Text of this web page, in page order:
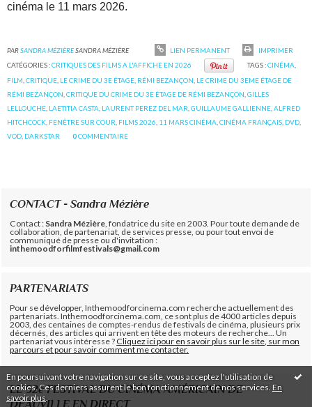
En poursuivant votre navigation sur ce site, vous acceptez l'utilisation de
cookies. Ces derniers assurent le bon fonctionnement de nos services. En
savoir plus
cinéma le 11 mars 2026.
PARSANDRA MÉZIÈRESANDRA MÉZIÈRE LIEN PERMANENT
IMPRIMER
CATÉGORIES :CRITIQUES DES FILMS A L'AFFICHE EN 2026 TAGS :CINÉMA
FILM ,CRITIQUE LE CRIME DU 3E ÉTAGE RÉMI BEZANÇON LE CRIME DU 3EME ÉTAGE DE
RÉMI BEZANÇON ,CRITIQUE DU CRIME DU 3E ÉTAGE DE RÉMI BEZANÇON ,GILLES
LELLOUCHE LAETITIA CASTA LAURENT PEREZ DEL MAR ,GUILLAUME GALLIENNE ,ALFRED
HITCHCOCK FENÊTRE SUR COUR FILMS 2026 11 MARS CINÉMA ,CINÉMA FRANÇAIS DVD
VOD DARKSTAR 0COMMENTAIRE
CONTACT - Sandra Mézière
Contact : Sandra Mézière , fondatrice du site en 2003. Pour toute demande de
collaboration, de partenariat, de services presse, ou pour tout envoi de
communiqué de presse ou d'invitation :
inthemoodforfilmfestivals@gmail.com
PARTENARIATS
Pour se développer, Inthemoodforcinema.com recherche actuellement des
partenariats. Inthemoodforcinema.com, ce sont plus de 4000 articles depuis
2003, des centaines de comptes-rendus de festivals de cinéma, plusieurs prix
décernés, des articles qui arrivent en tête des moteurs de recherche... Un
partenariat vous intéresse ?Cliquez ici pour en savoir plus sur le site, sur mon
parcours et pour savoir comment me contacter.
LE 52e FESTIVAL DU CINÉMA AMÉRICAIN DE
DEAUVILLE EN DIRECT